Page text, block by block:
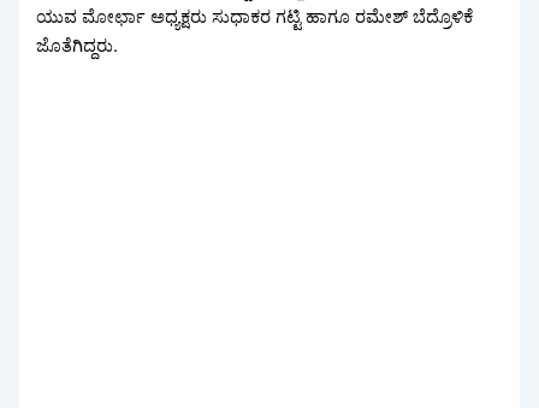
ಯುವ ಮೋರ್ಛಾ ಅಧ್ಯಕ್ಷರು ಸುಧಾಕರ ಗಟ್ಟಿ ಹಾಗೂ ರಮೇಶ್ ಬೆದ್ರೊಳಿಕೆ
ಜೊತೆಗಿದ್ದರು.